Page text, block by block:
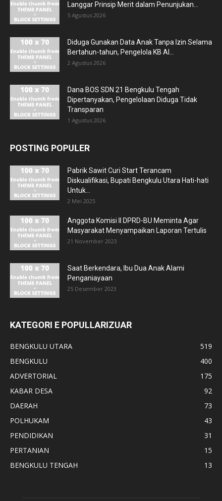
Langgar Prinsip Merit dalam Penunjukan...
5 Agustus 2026
Diduga Gunakan Data Anak Tanpa Izin Selama
Bertahun-tahun, Pengelola KB Al...
2 Agustus 2026
Dana BOS SDN 21 Bengkulu Tengah
Dipertanyakan, Pengelolaan Diduga Tidak
Transparan
1 Agustus 2026
POSTING POPULER
Pabrik Sawit Curi Start Terancam
Diskualifikasi, Bupati Bengkulu Utara Hati-hati
Untuk...
2 Mei 2025
Anggota Komisi II DPRD-BU Meminta Agar
Masyarakat Menyampaikan Laporan Tertulis
21 November 2023
Saat Berkendara, Ibu Dua Anak Alami
Penganiayaan
25 Desember 2023
KATEGORI E POPULLARIZUAR
BENGKULU UTARA
519
BENGKULU
400
ADVERTORIAL
175
KABAR DESA
92
DAERAH
73
POLHUKAM
43
PENDIDIKAN
31
PERTANIAN
15
BENGKULU TENGAH
13